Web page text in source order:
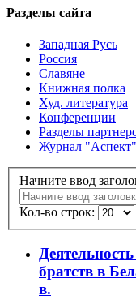
Разделы сайта
Западная Русь
Россия
Славяне
Книжная полка
Худ. литература
Конференции
Разделы
Журнал "Аспект"
Начните ввод
Кол-во строк:
братств в
в.